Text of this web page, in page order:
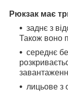
Рюкзак має
заднє з
Також воно
середнє
лицьове з